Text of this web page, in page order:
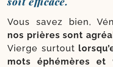
Vous savez bien,
nos prières sont
Vierge sur­tout
mots éphé­mères et